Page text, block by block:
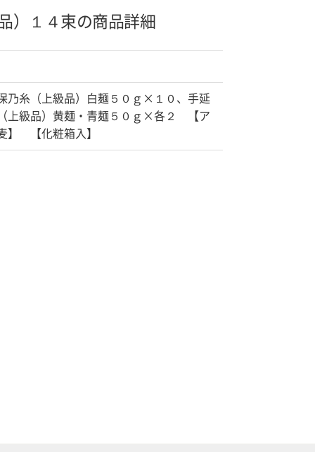
）１４束の商品詳細
乃糸（上級品）白麺５０ｇ×１０、手延
上級品）黄麺・青麺５０ｇ×各２ 【ア
】 【化粧箱入】